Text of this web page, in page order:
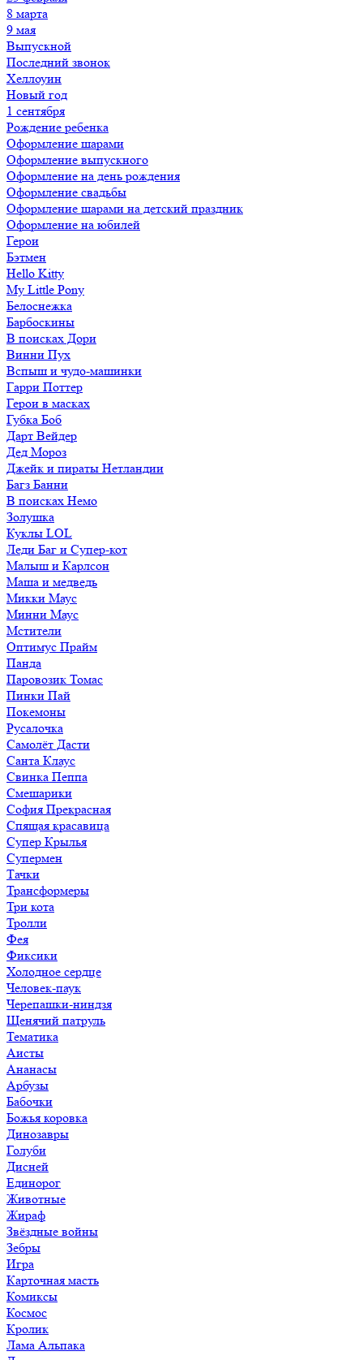
8 марта
9 мая
Выпускной
Последний звонок
Хеллоуин
Новый год
1 сентября
Рождение ребенка
Оформление шарами
Оформление выпускного
Оформление на день рождения
Оформление свадьбы
Оформление шарами на детский праздник
Оформление на юбилей
Герои
Бэтмен
Hello Kitty
My Little Pony
Белоснежка
Барбоскины
В поисках Дори
Винни Пух
Вспыш и чудо-машинки
Гарри Поттер
Герои в масках
Губка Боб
Дарт Вейдер
Дед Мороз
Джейк и пираты Нетландии
Багз Банни
В поисках Немо
Золушка
Куклы LOL
Леди Баг и Супер-кот
Малыш и Карлсон
Маша и медведь
Микки Маус
Минни Маус
Мстители
Оптимус Прайм
Панда
Паровозик Томас
Пинки Пай
Покемоны
Русалочка
Самолёт Дасти
Санта Клаус
Свинка Пеппа
Смешарики
София Прекрасная
Спящая красавица
Супер Крылья
Супермен
Тачки
Трансформеры
Три кота
Тролли
Фея
Фиксики
Холодное сердце
Человек-паук
Черепашки-ниндзя
Щенячий патруль
Тематика
Аисты
Ананасы
Арбузы
Бабочки
Божья коровка
Динозавры
Голуби
Дисней
Единорог
Животные
Жираф
Звёздные войны
Зебры
Игра
Карточная масть
Комиксы
Космос
Кролик
Лама Альпака